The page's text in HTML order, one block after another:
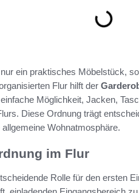
ein praktisches Möbelstück,
Flur hilft der
Möglichkeit, Jacken,
Diese Ordnung trägt
Wohnatmosphäre.
im Flur
Rolle für den ersten